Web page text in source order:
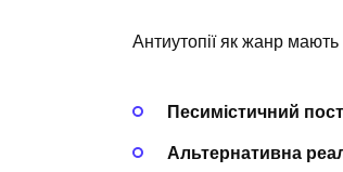
Антиутопії як жанр мають
Песимістичний
Альтернативна